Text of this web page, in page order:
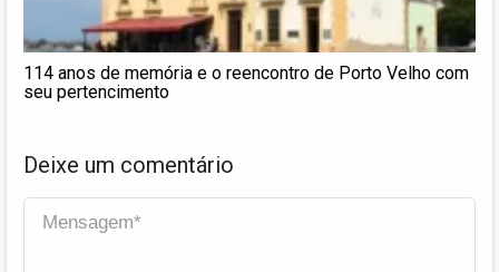
114 anos de memória e o reencontro de Porto Velho com
seu pertencimento
Deixe um comentário